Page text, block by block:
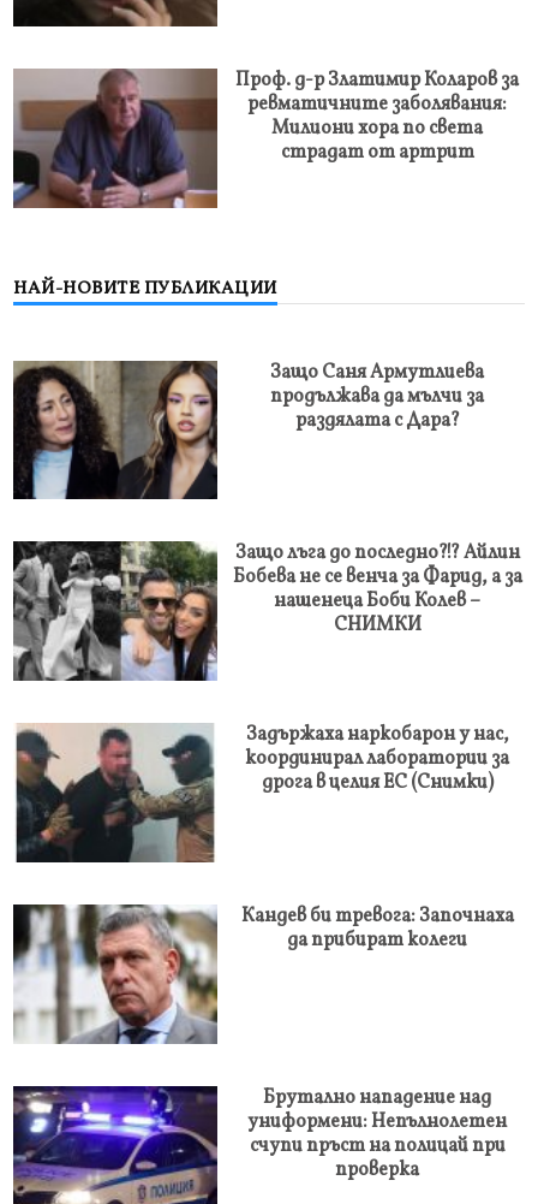
Проф. д-р Златимир Коларов за
ревматичните заболявания:
Милиони хора по света
страдат от артрит
НАЙ-НОВИТЕ ПУБЛИКАЦИИ
Защо Саня Армутлиева
продължава да мълчи за
раздялата с Дара?
Защо лъга до последно?!? Айлин
Бобева не се венча за Фарид, а за
нашенеца Боби Колев –
СНИМКИ
Задържаха наркобарон у нас,
координирал лаборатории за
дрога в целия ЕС (Снимки)
Кандев би тревога: Започнаха
да прибират колеги
Брутално нападение над
униформени: Непълнолетен
счупи пръст на полицай при
проверка